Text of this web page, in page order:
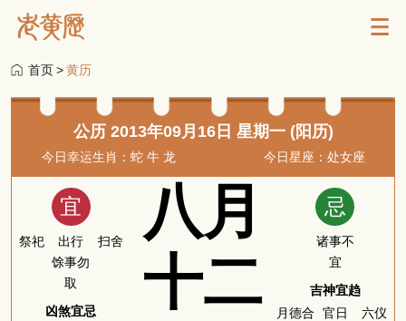
首页>黄历
公历 2013年09月16日 星期一 (阳历)
今日幸运生肖：蛇 牛 龙 今日星座：处女座
宜
祭祀 出行
扫舍
馀事勿
取
凶煞宜忌
八月
十二
忌
诸事不
宜
吉神宜趋
月德合
官日
六仪